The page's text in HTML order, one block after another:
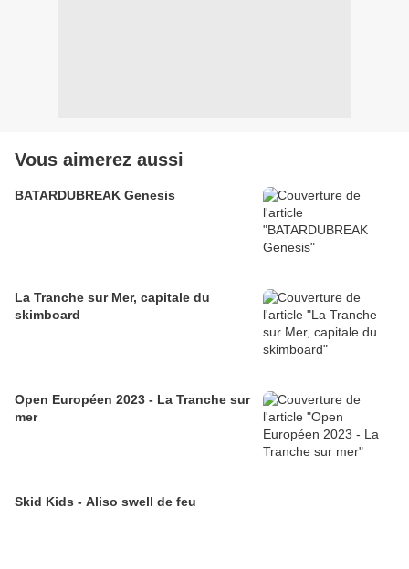
Vous aimerez aussi
BATARDUBREAK Genesis
La Tranche sur Mer, capitale du
skimboard
Open Européen 2023 - La Tranche sur
mer
Skid Kids - Aliso swell de feu